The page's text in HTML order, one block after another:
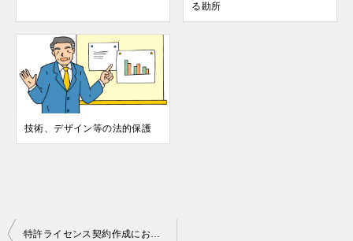
る勘所
技術、デザイン等の法的保護
投
特許ライセンス契約作成における勘所